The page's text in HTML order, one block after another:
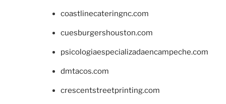
coastlinecateringnc.com
cuesburgershouston.com
psicologiaespecializadaencampeche.com
dmtacos.com
crescentstreetprinting.com